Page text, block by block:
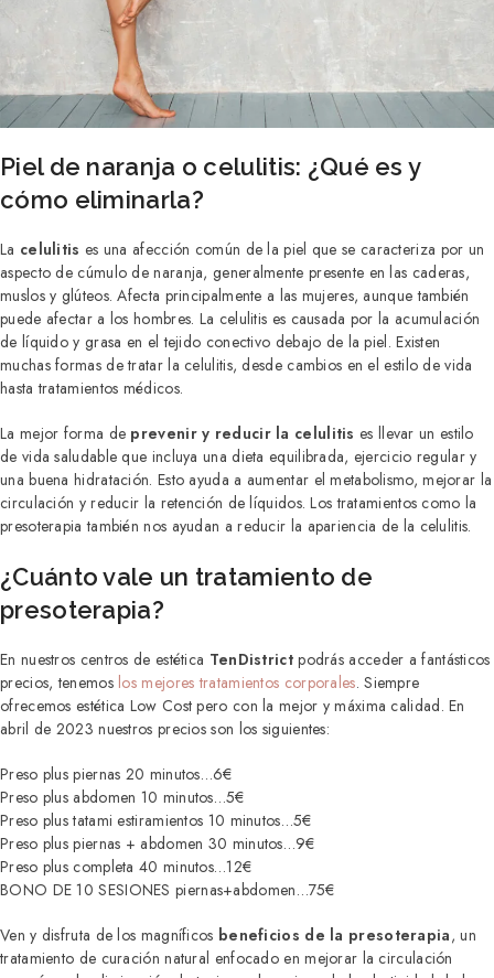
Piel de naranja o celulitis: ¿Qué es y
cómo eliminarla?
La celulitis es una afección común de la piel que se caracteriza por un
aspecto de cúmulo de naranja, generalmente presente en las caderas,
muslos y glúteos. Afecta principalmente a las mujeres, aunque también
puede afectar a los hombres. La celulitis es causada por la acumulación
de líquido y grasa en el tejido conectivo debajo de la piel. Existen
muchas formas de tratar la celulitis, desde cambios en el estilo de vida
hasta tratamientos médicos.
La mejor forma de prevenir y reducir la celulitis es llevar un estilo
de vida saludable que incluya una dieta equilibrada, ejercicio regular y
una buena hidratación. Esto ayuda a aumentar el metabolismo, mejorar la
circulación y reducir la retención de líquidos. Los tratamientos como la
presoterapia también nos ayudan a reducir la apariencia de la celulitis.
¿Cuánto vale un tratamiento de
presoterapia?
En nuestros centros de estética TenDistrictpodrás acceder a fantásticos
precios, tenemos los mejores tratamientos corporales. Siempre
ofrecemos estética Low Cost pero con la mejor y máxima calidad. En
abril de 2023 nuestros precios son los siguientes:
Preso plus piernas 20 minutos…6€
Preso plus abdomen 10 minutos…5€
Preso plus tatami estiramientos 10 minutos…5€
Preso plus piernas + abdomen 30 minutos…9€
Preso plus completa 40 minutos…12€
BONO DE 10 SESIONES piernas+abdomen…75€
Ven y disfruta de los magníficos beneficios de la presoterapia, un
tratamiento de curación natural enfocado en mejorar la circulación